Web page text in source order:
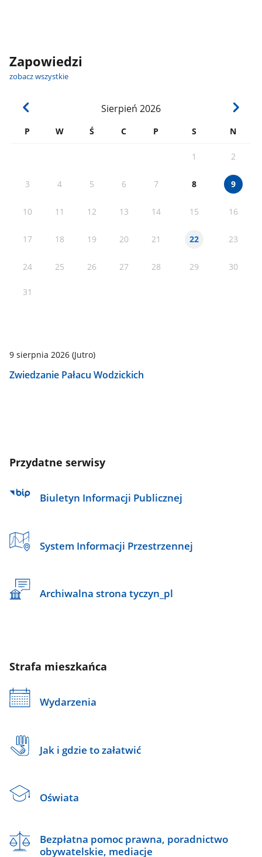
Zapowiedzi
zobacz wszystkie
Sierpień 2026
P W Ś C P S N
1 2
3 4 5 6 7 8 9
10 11 12 13 14 15 16
17 18 19 20 21 22 23
24 25 26 27 28 29 30
31
9 sierpnia 2026(Jutro)
Zwiedzanie Pałacu Wodzickich
Przydatne serwisy
Biuletyn Informacji Publicznej
System Informacji Przestrzennej
Archiwalna strona tyczyn_pl
Strafa mieszkańca
Wydarzenia
Jak i gdzie to załatwić
Oświata
Bezpłatna pomoc prawna, poradnictwo
obywatelskie, mediacje